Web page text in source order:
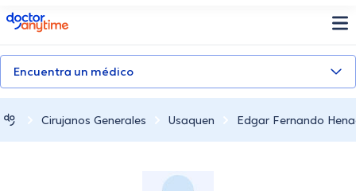
doctoranytime
Encuentra un médico
Cirujanos Generales Usaquen Edgar Fernando